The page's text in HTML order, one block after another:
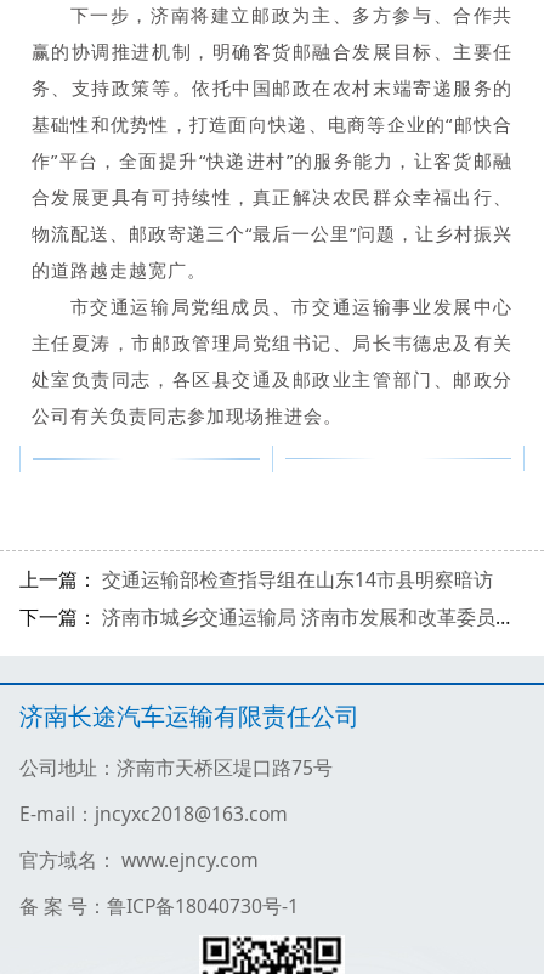
下一步，济南将建立邮政为主、多方参与、合作共
赢的协调推进机制，明确客货邮融合发展目标、主要任
务、支持政策等。依托中国邮政在农村末端寄递服务的
基础性和优势性，打造面向快递、电商等企业的“邮快合
作”平台，全面提升“快递进村”的服务能力，让客货邮融
合发展更具有可持续性，真正解决农民群众幸福出行、
物流配送、邮政寄递三个“最后一公里”问题，让乡村振兴
的道路越走越宽广。
市交通运输局党组成员、市交通运输事业发展中心
主任夏涛，市邮政管理局党组书记、局长韦德忠及有关
处室负责同志，各区县交通及邮政业主管部门、邮政分
公司有关负责同志参加现场推进会。
上一篇： 交通运输部检查指导组在山东14市县明察暗访
下一篇： 济南市城乡交通运输局 济南市发展和改革委员会 济南市财政局关于印发《济南市2025年新能源城市公交车及动力电池更新补贴实施细则》的通知
济南长途汽车运输有限责任公司
公司地址：济南市天桥区堤口路75号
E-mail：jncyxc2018@163.com
官方域名： www.ejncy.com
备 案 号：鲁ICP备18040730号-1